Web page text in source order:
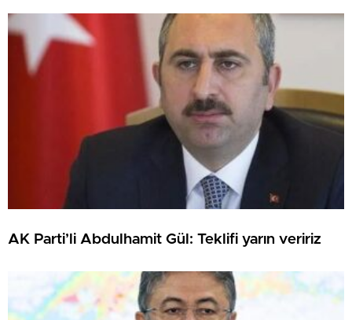
AK Parti’li Abdulhamit Gül: Teklifi yarın veririz